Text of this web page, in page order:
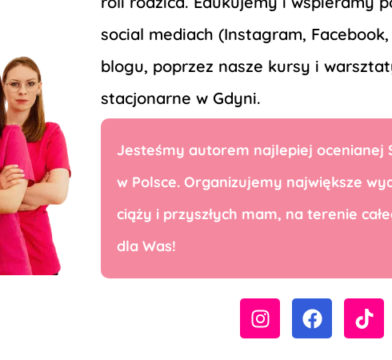
social mediach (Instagram,
blogu, poprzez nasze kursy i
stacjonarne w Gdyni.
Jesteśmy autorem najlepiej ocenianej
w Polsce. Organizujemy największe
ciąży i przyszłych mam, na terenie
dla Was!